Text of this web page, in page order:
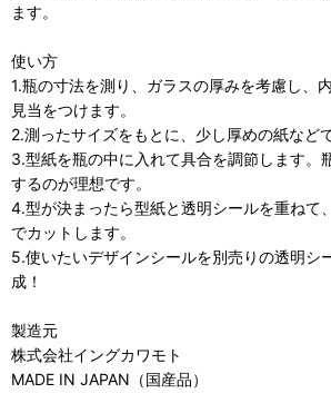
ます。
使い方
1.瓶の寸法を測り、ガラスの厚みを考慮し、
見当をつけます。
2.測ったサイズをもとに、少し厚めの紙など
3.型紙を瓶の中に入れて具合を調節します。
するのが理想です。
4.型が決まったら型紙と透明シールを重ねて
でカットします。
5.使いたいデザインシールを別売りの透明シ
成！
製造元
株式会社イングカワモト
MADE IN JAPAN（国産品）